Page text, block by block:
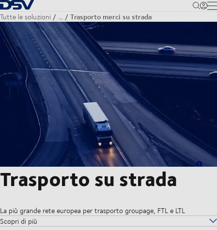
Torna alla pagina iniziale
Tutte le soluzioni … Trasporto merci su strada
Trasporto su strada
La più grande rete europea per trasporto groupage, FTL e LTL
Scopri di più